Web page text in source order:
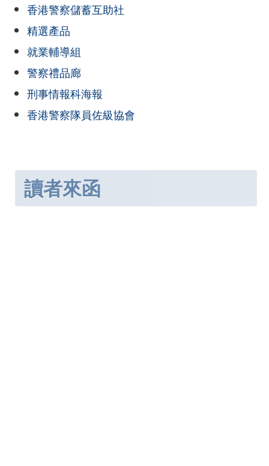
香港警察儲蓄互助社
精選產品
就業輔導組
警察禮品廊
刑事情報科海報
香港警察隊員佐級協會
讀者來函